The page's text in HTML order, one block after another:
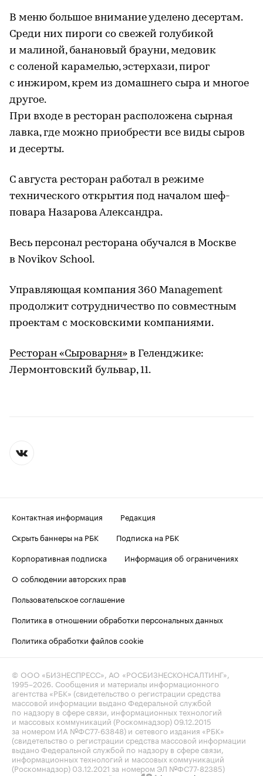
В меню большое внимание уделено десертам.
Среди них пироги со свежей голубикой
и малиной, банановый брауни, медовик
с соленой карамелью, эстерхази, пирог
с инжиром, крем из домашнего сыра и многое
другое.
При входе в ресторан расположена сырная
лавка, где можно приобрести все виды сыров
и десерты.
С августа ресторан работал в режиме
технического открытия под началом шеф-
повара Назарова Александра.
Весь персонал ресторана обучался в Москве
в Novikov School.
Управляющая компания 360 Management
продолжит сотрудничество по совместным
проектам с московскими компаниями.
Ресторан «Сыроварня» в Геленджике:
Лермонтовский бульвар, 11.
Контактная информация
Редакция
Скрыть баннеры на РБК
Подписка на РБК
Корпоративная подписка
Информация об ограничениях
О соблюдении авторских прав
Пользовательское соглашение
Политика в отношении обработки персональных данных
Политика обработки файлов cookie
© ООО «БИЗНЕСПРЕСС», АО «РОСБИЗНЕСКОНСАЛТИНГ»,
1995–2026 . Сообщения и материалы информационного
агентства «РБК» (свидетельство о регистрации средства
массовой информации выдано Федеральной службой
по надзору в сфере связи, информационных технологий
и массовых коммуникаций (Роскомнадзор) 09.12.2015
за номером ИА №ФС77-63848) и сетевого издания «РБК»
(свидетельство о регистрации средства массовой информации
выдано Федеральной службой по надзору в сфере связи,
информационных технологий и массовых коммуникаций
(Роскомнадзор) 03.12.2021 за номером ЭЛ №ФС77-82385)